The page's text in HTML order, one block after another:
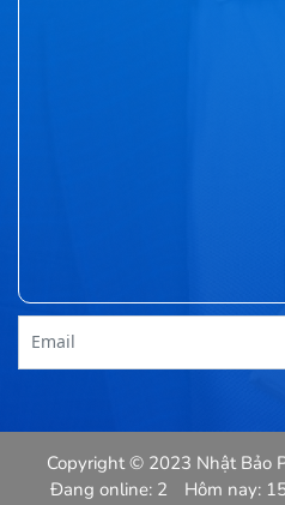
Email
Copyright © 2023 Nhật Bảo
Đang online: 2
Hôm nay: